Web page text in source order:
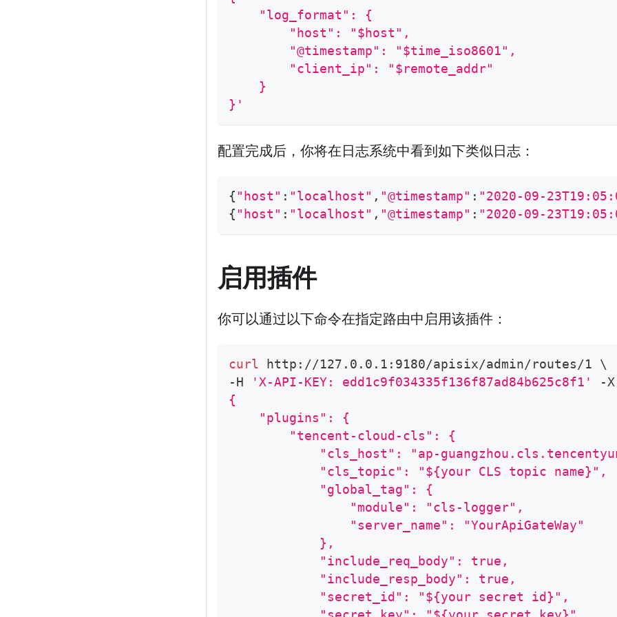
    "log_format": {
        "host": "$host",
        "@timestamp": "$time_iso8601",
        "client_ip": "$remote_addr"
    }
}'
配置完成后，你将在日志系统中看到如下类似日志：
{ "host" : "localhost" , "@timestamp" : "2020-09-
{ "host" : "localhost" , "@timestamp" : "2020-09-
启用插件
你可以通过以下命令在指定路由中启用该插件：
curl http://127.0.0.1:9180/apisix/admin/routes/1 \
-H
'X-API-KEY: edd1c9f034335f136f87ad84b625c8f1' -
{
    "plugins": {
        "tencent-cloud-cls": {
"cls_host": "ap-
            "cls_topic": "${your CLS topic name}",
            "global_tag": {
                "module": "cls-logger",
                "server_name": "YourApiGateWay"
            },
            "include_req_body": true,
            "include_resp_body": true,
            "secret_id": "${your secret id}",